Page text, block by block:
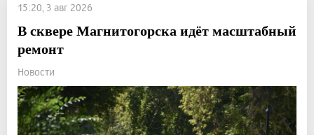
15:20, 3 авг 2026
В сквере Магнитогорска идёт масштабный
ремонт
Новости